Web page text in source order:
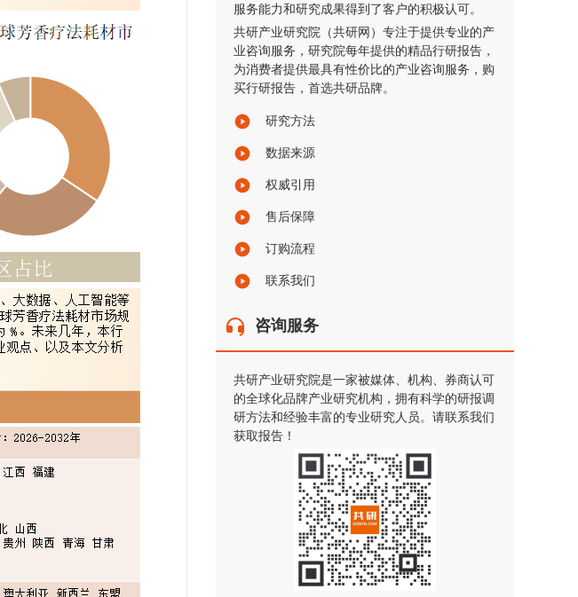
服务能力和研究成果得到了客户的积极认可。
共研产业研究院（共研网）专注于提供专业的产
业咨询服务，研究院每年提供的精品行研报告，
为消费者提供最具有性价比的产业咨询服务，购
买行研报告，首选共研品牌。
研究方法
数据来源
权威引用
售后保障
订购流程
联系我们
咨询服务
共研产业研究院是一家被媒体、机构、券商认可
的全球化品牌产业研究机构，拥有科学的研报调
研方法和经验丰富的专业研究人员。请联系我们
获取报告！